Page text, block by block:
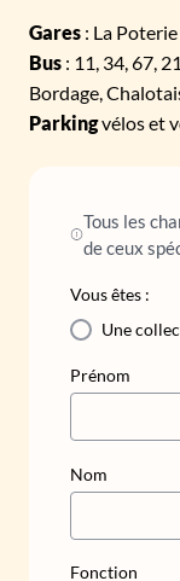
Gares : La
Bus : 11, 34, 67,
Bordage,
Parkingvélos et
Tous les
de ceux
Vous êtes :
Une
Prénom
Nom
Fonction